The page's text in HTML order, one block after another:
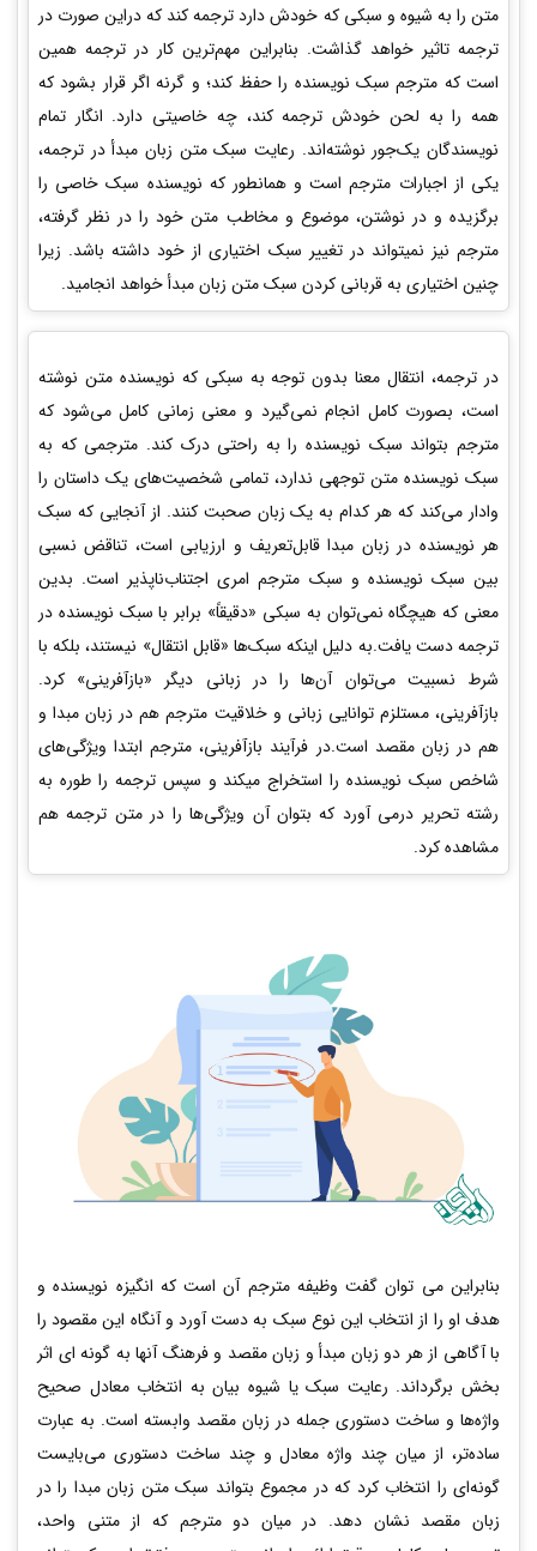
متن را به شیوه و سبکی که خودش دارد ترجمه کند که دراین صورت در
ترجمه تاثیر خواهد گذاشت. بنابراین مهم‌ترین کار در ترجمه همین
است که مترجم سبک نویسنده را حفظ کند؛ و گرنه اگر قرار بشود که
همه را به لحن خودش ترجمه کند، چه خاصیتی دارد. انگار تمام
نویسندگان یک‌جور نوشته‌اند. رعایت سبک متن زبان مبدأ در ترجمه،
یکی از اجبارات مترجم است و همانطور که نویسنده سبک خاصی را
برگزیده و در نوشتن، موضوع و مخاطب متن خود را در نظر گرفته،
مترجم نیز نمی­تواند در تغییر سبک اختیاری از خود داشته باشد. زیرا
چنین اختیاری به قربانی کردن سبک متن زبان مبدأ خواهد انجامید.
در ترجمه، انتقال معنا بدون توجه به سبکی که نویسنده متن نوشته
است، بصورت کامل انجام نمی‌گیرد و معنی زمانی کامل می‌شود که
مترجم بتواند سبک نویسنده را به راحتی درک کند. مترجمی که به
سبک نویسنده متن توجهی ندارد، تمامی شخصیت‌های یک داستان را
وادار می‌کند که هر کدام به یک زبان صحبت کنند. از آنجایی که سبک
هر نویسنده در زبان مبدا قابل‌تعریف و ارزیابی است، تناقض نسبی
بین سبک نویسنده و سبک مترجم امری اجتناب‌ناپذیر است. بدین
معنی که هیچگاه نمی‌توان به سبکی «دقیقاً» برابر با سبک نویسنده در
ترجمه دست یافت.به دلیل اینکه سبک‌ها «قابل انتقال» نیستند، بلکه با
شرط نسبیت می‌توان آن‌ها را در زبانی دیگر «بازآفرینی» کرد.
بازآفرینی، مستلزم توانایی زبانی و خلاقیت مترجم هم در زبان مبدا و
هم در زبان مقصد است.در فرآیند بازآفرینی، مترجم ابتدا ویژگی‌های
شاخص سبک نویسنده را استخراج میکند و سپس ترجمه را طوره به
رشته تحریر درمی آورد که بتوان آن ویژگی‌ها را در متن ترجمه هم
مشاهده کرد.
بنابراین می توان گفت وظیفه مترجم آن است که انگیزه نویسنده و
هدف او را از انتخاب این نوع سبک به دست آورد و آنگاه این مقصود را
با آگاهی از هر دو زبان مبدأ و زبان مقصد و فرهنگ آنها به گونه ­ای اثر
بخش برگرداند. رعایت سبک یا شیوه بیان به انتخاب معادل صحیح
واژه‌ها و ساخت دستوری جمله در زبان مقصد وابسته است. به عبارت
ساده‌تر، ‌از میان چند واژه معادل و چند ساخت دستوری می‌بایست
گونه‌ای را انتخاب کرد که در مجموع بتواند سبک متن زبان مبدا را در
زبان مقصد نشان دهد. در میان دو مترجم که از متنی واحد،